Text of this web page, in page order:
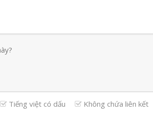
Tiếng việt có dấu Không chứa liên kết